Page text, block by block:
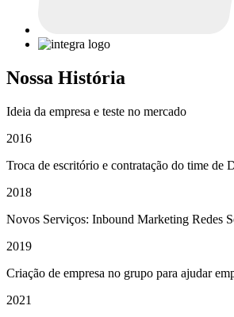
Nossa História
Ideia da empresa e teste no mercado
2016
Troca de escritório e contratação do time de
2018
Novos Serviços: Inbound Marketing Redes
2019
Criação de empresa no grupo para ajudar
2021